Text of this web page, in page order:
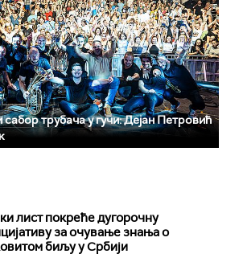
трубача у гучи: Дејан Петровић
лист покреће дугорочну
за очување знања о
биљу у Србији